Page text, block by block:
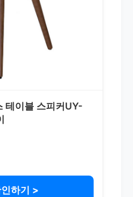
테이블 스피커UY-
하기 >